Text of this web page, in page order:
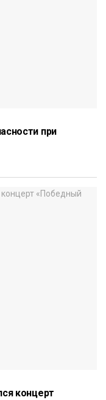
при
концерт